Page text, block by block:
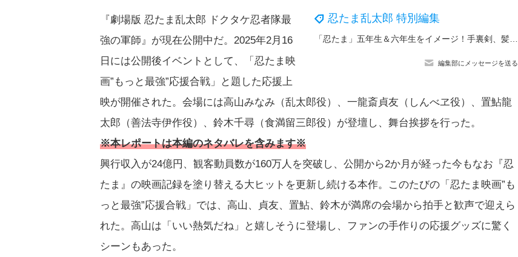
忍たま乱太郎 特別編集
編集部にメッセージを送る
『劇場版 忍たま乱太郎 ドクタケ忍者隊最
強の軍師』が現在公開中だ。2025年2月16
日には公開後イベントとして、「忍たま映
画”もっと最強”応援合戦」と題した応援上
映が開催された。会場には高山みなみ（乱太郎役）、一龍斎貞友（しんべヱ役）、置鮎龍
太郎（善法寺伊作役）、鈴木千尋（食満留三郎役）が登壇し、舞台挨拶を行った。
※本レポートは本編のネタバレを含みます※
興行収入が24億円、観客動員数が160万人を突破し、公開から2か月が経った今もなお『忍
たま』の映画記録を塗り替える大ヒットを更新し続ける本作。このたびの「忍たま映画”も
っと最強”応援合戦」では、高山、貞友、置鮎、鈴木が満席の会場から拍手と歓声で迎えら
れた。高山は「いい熱気だね」と嬉しそうに登場し、ファンの手作りの応援グッズに驚く
シーンもあった。